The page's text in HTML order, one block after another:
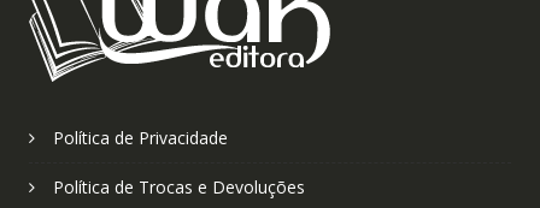
Política de Privacidade
Política de Trocas e Devoluções